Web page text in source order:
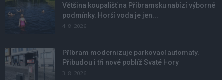
Většina koupališť na Příbramsku nabízí výborné
podmínky. Horší voda je jen...
4. 8. 2026
Příbram modernizuje parkovací automaty.
Přibudou i tři nové poblíž Svaté Hory
3. 8. 2026